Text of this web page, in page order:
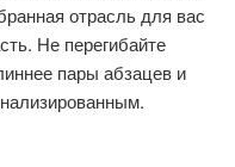
отрасль для вас
Не перегибайте
пары абзацев и